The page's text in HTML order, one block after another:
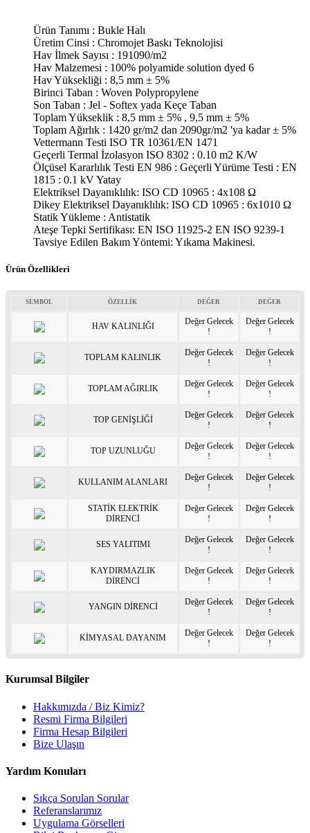
Ürün Tanımı : Bukle Halı
Üretim Cinsi : Chromojet Baskı Teknolojisi
Hav İlmek Sayısı : 191090/m2
Hav Malzemesi : 100% polyamide solution dyed 6
Hav Yüksekliği : 8,5 mm ± 5%
Birinci Taban : Woven Polypropylene
Son Taban : Jel - Softex yada Keçe Taban
Toplam Yükseklik : 8,5 mm ± 5% , 9,5 mm ± 5%
Toplam Ağırlık : 1420 gr/m2 dan 2090gr/m2 'ya kadar ± 5%
Vettermann Testi ISO TR 10361/EN 1471
Geçerli Termal İzolasyon ISO 8302 : 0.10 m2 K/W
Ölçüsel Kararlılık Testi EN 986 : Geçerli Yürüme Testi : EN
1815 : 0.1 kV Yatay
Elektriksel Dayanıklılık: ISO CD 10965 : 4x108 Ω
Dikey Elektriksel Dayanıklılık: ISO CD 10965 : 6x1010 Ω
Statik Yükleme : Antistatik
Ateşe Tepki Sertifikası: EN ISO 11925-2 EN ISO 9239-1
Tavsiye Edilen Bakım Yöntemi: Yıkama Makinesi.
Ürün Özellikleri
SEMBOL ÖZELLİK DEĞER DEĞER
HAV KALINLIĞI
Değer Gelecek
!
Değer Gelecek
!
TOPLAM KALINLIK
Değer Gelecek
!
Değer Gelecek
!
TOPLAM AĞIRLIK
Değer Gelecek
!
Değer Gelecek
!
TOP GENİŞLİĞİ
Değer Gelecek
!
Değer Gelecek
!
TOP UZUNLUĞU
Değer Gelecek
!
Değer Gelecek
!
KULLANIM ALANLARI
Değer Gelecek
!
Değer Gelecek
!
STATİK ELEKTRİK
DİRENCİ
Değer Gelecek
!
Değer Gelecek
!
SES YALITIMI
Değer Gelecek
!
Değer Gelecek
!
KAYDIRMAZLIK
DİRENCİ
Değer Gelecek
!
Değer Gelecek
!
YANGIN DİRENCİ
Değer Gelecek
!
Değer Gelecek
!
KİMYASAL DAYANIM
Değer Gelecek
!
Değer Gelecek
!
Kurumsal Bilgiler
Hakkımızda / Biz Kimiz?
Resmi Firma Bilgileri
Firma Hesap Bilgileri
Bize Ulaşın
Yardım Konuları
Sıkça Sorulan Sorular
Referanslarımız
Uygulama Görselleri